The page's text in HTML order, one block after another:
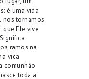
é uma vida
nos tornamos
Ele vive
ramos na
vida
comunhão
toda a